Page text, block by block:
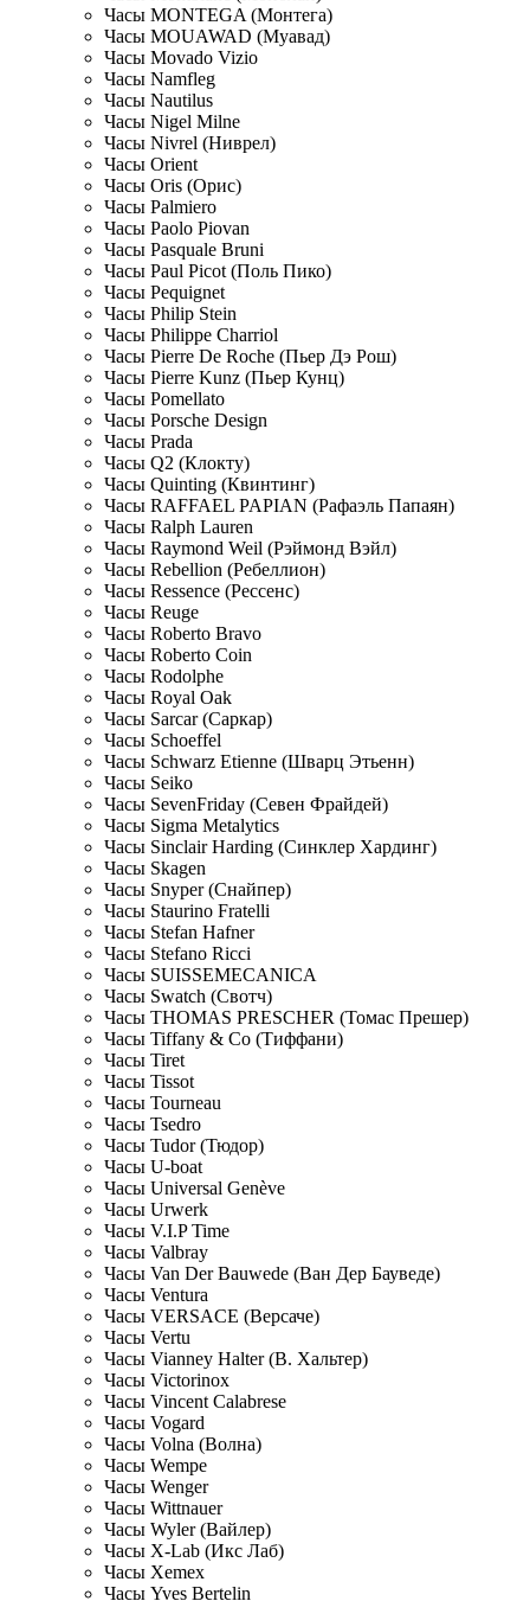
Часы MONTEGA (Монтега)
Часы MOUAWAD (Муавад)
Часы Movado Vizio
Часы Namfleg
Часы Nautilus
Часы Nigel Milne
Часы Nivrel (Ниврел)
Часы Orient
Часы Oris (Орис)
Часы Palmiero
Часы Paolo Piovan
Часы Pasquale Bruni
Часы Paul Picot (Поль Пико)
Часы Pequignet
Часы Philip Stein
Часы Philippe Charriol
Часы Pierre De Roche (Пьер Дэ Рош)
Часы Pierre Kunz (Пьер Кунц)
Часы Pomellato
Часы Porsche Design
Часы Prada
Часы Q2 (Клокту)
Часы Quinting (Квинтинг)
Часы RAFFAEL PAPIAN (Рафаэль Папаян)
Часы Ralph Lauren
Часы Raymond Weil (Рэймонд Вэйл)
Часы Rebellion (Ребеллион)
Часы Ressence (Рессенс)
Часы Reuge
Часы Roberto Bravo
Часы Roberto Coin
Часы Rodolphe
Часы Royal Oak
Часы Sarcar (Саркар)
Часы Schoeffel
Часы Schwarz Etienne (Шварц Этьенн)
Часы Seiko
Часы SevenFriday (Севен Фрайдей)
Часы Sigma Metalytics
Часы Sinclair Harding (Синклер Хардинг)
Часы Skagen
Часы Snyper (Снайпер)
Часы Staurino Fratelli
Часы Stefan Hafner
Часы Stefano Ricci
Часы SUISSEMECANICA
Часы Swatch (Свотч)
Часы THOMAS PRESCHER (Томас Прешер)
Часы Tiffany & Co (Тиффани)
Часы Tiret
Часы Tissot
Часы Tourneau
Часы Tsedro
Часы Tudor (Тюдор)
Часы U-boat
Часы Universal Genève
Часы Urwerk
Часы V.I.P Time
Часы Valbray
Часы Van Der Bauwede (Ван Дер Бауведе)
Часы Ventura
Часы VERSACE (Версаче)
Часы Vertu
Часы Vianney Halter (В. Хальтер)
Часы Victorinox
Часы Vincent Calabrese
Часы Vogard
Часы Volna (Волна)
Часы Wempe
Часы Wenger
Часы Wittnauer
Часы Wyler (Вайлер)
Часы X-Lab (Икс Лаб)
Часы Xemex
Часы Yves Bertelin